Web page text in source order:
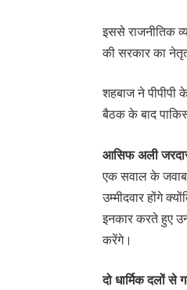
इससे राजनीतिक
की सरकार का
शहबाज ने पीपीपी
बैठक के बाद
आसिफ अली
एक सवाल के जवाब
उम्मीदवार होंगे
इनकार करते हुए
करेंगे।
दो धार्मिक दलों